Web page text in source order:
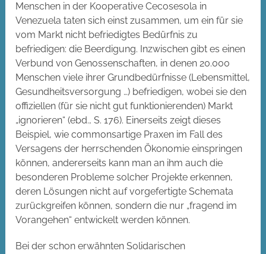
Menschen in der Kooperative Cecosesola in
Venezuela taten sich einst zusammen, um ein für sie
vom Markt nicht befriedigtes Bedürfnis zu
befriedigen: die Beerdigung. Inzwischen gibt es einen
Verbund von Genossenschaften, in denen 20.000
Menschen viele ihrer Grundbedürfnisse (Lebensmittel,
Gesundheitsversorgung …) befriedigen, wobei sie den
offiziellen (für sie nicht gut funktionierenden) Markt
„ignorieren“ (ebd., S. 176). Einerseits zeigt dieses
Beispiel, wie commonsartige Praxen im Fall des
Versagens der herrschenden Ökonomie einspringen
können, andererseits kann man an ihm auch die
besonderen Probleme solcher Projekte erkennen,
deren Lösungen nicht auf vorgefertigte Schemata
zurückgreifen können, sondern die nur „fragend im
Vorangehen“ entwickelt werden können.
Bei der schon erwähnten Solidarischen